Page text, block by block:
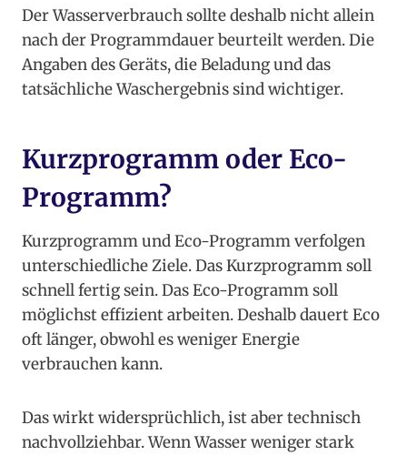
Der Wasserverbrauch sollte deshalb nicht allein
nach der Programmdauer beurteilt werden. Die
Angaben des Geräts, die Beladung und das
tatsächliche Waschergebnis sind wichtiger.
Kurzprogramm oder Eco-
Programm?
Kurzprogramm und Eco-Programm verfolgen
unterschiedliche Ziele. Das Kurzprogramm soll
schnell fertig sein. Das Eco-Programm soll
möglichst effizient arbeiten. Deshalb dauert Eco
oft länger, obwohl es weniger Energie
verbrauchen kann.
Das wirkt widersprüchlich, ist aber technisch
nachvollziehbar. Wenn Wasser weniger stark